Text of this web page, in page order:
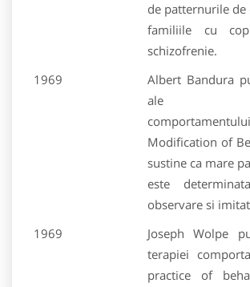
de patternurile
familiile cu
schizofrenie.
1969
Albert Bandura
ale
Modification of
sustine ca mare
este
observare si
1969
Joseph Wolpe
terapiei
practice of